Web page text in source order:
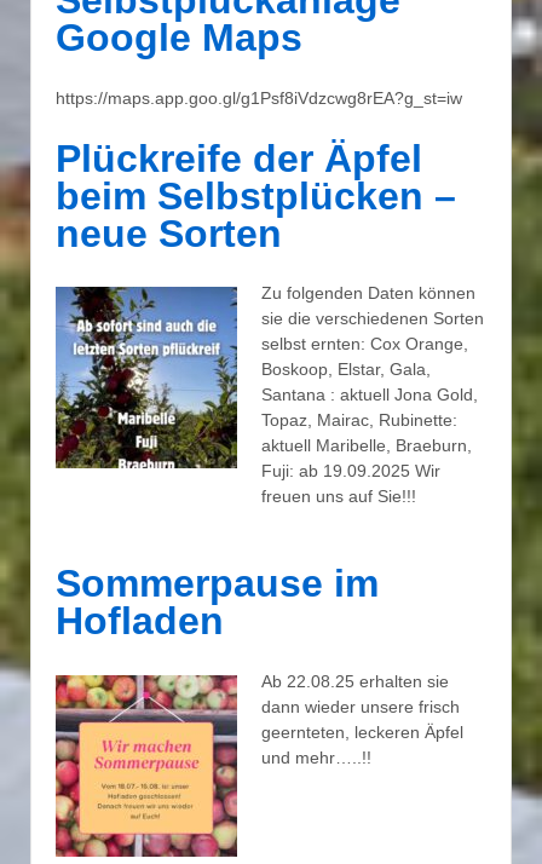
Google Maps
https://maps.app.goo.gl/g1Psf8iVdzcwg8rEA?g_st=iw
Plückreife der Äpfel
beim Selbstplücken –
neue Sorten
Zu folgenden Daten können
sie die verschiedenen Sorten
selbst ernten: Cox Orange,
Boskoop, Elstar, Gala,
Santana : aktuell Jona Gold,
Topaz, Mairac, Rubinette:
aktuell Maribelle, Braeburn,
Fuji: ab 19.09.2025 Wir
freuen uns auf Sie!!!
Sommerpause im
Hofladen
Ab 22.08.25 erhalten sie
dann wieder unsere frisch
geernteten, leckeren Äpfel
und mehr…..!!